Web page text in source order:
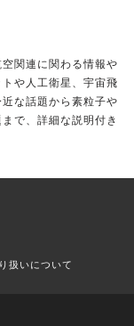
関連に関わる情報や
や人工衛星、宇宙飛
な話題から素粒子や
で、詳細な説明付き
扱いについて